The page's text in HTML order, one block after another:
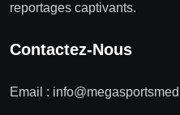
reportages captivants.
Contactez-Nous
Email :